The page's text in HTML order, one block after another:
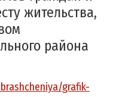
жительства,
района
grafik-